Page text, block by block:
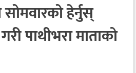
हेर्नुस्
पाथीभरा माताको